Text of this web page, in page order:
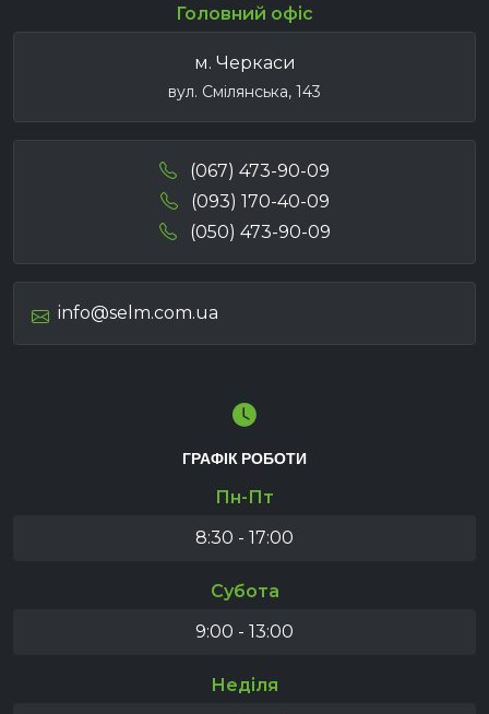
Головний офіс
м. Черкаси
вул. Смілянська, 143
(067) 473-90-09
(093) 170-40-09
(050) 473-90-09
info@selm.com.ua
ГРАФІК РОБОТИ
Пн-Пт
8:30 - 17:00
Субота
9:00 - 13:00
Неділя